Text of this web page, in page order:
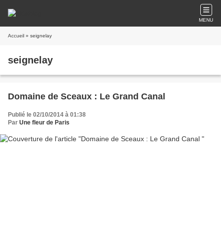
MENU
Accueil » seignelay
seignelay
Domaine de Sceaux : Le Grand Canal
Publié le 02/10/2014 à 01:38
Par Une fleur de Paris